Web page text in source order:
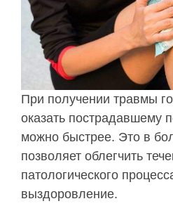
При получении травмы
оказать пострадавшему
можно быстрее. Это в
позволяет облегчить
патологического
выздоровление.